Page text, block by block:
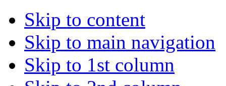
Skip to content
Skip to main navigation
Skip to 1st column